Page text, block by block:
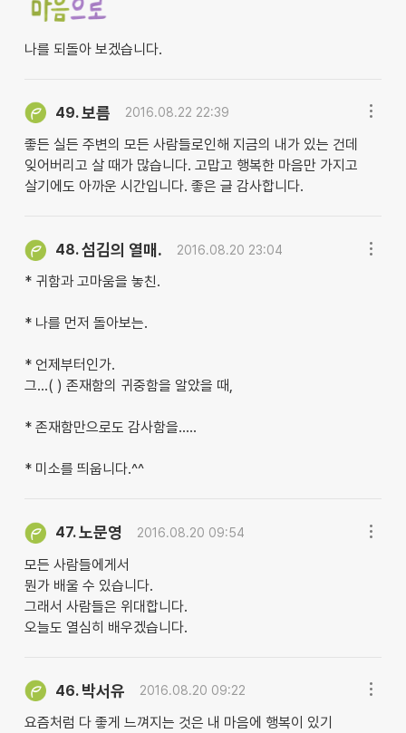
나를 되돌아 보겠습니다.
49.보름 2016.08.22 22:39
좋든 실든 주변의 모든 사람들로인해 지금의 내가 있는 건데
잊어버리고 살 때가 많습니다. 고맙고 행복한 마음만 가지고
살기에도 아까운 시간입니다. 좋은 글 감사합니다.
48.섬김의 열매. 2016.08.20 23:04
* 귀함과 고마움을 놓친.
* 나를 먼저 돌아보는.
* 언제부터인가.
그...( ) 존재함의 귀중함을 알았을 때,
* 존재함만으로도 감사함을.....
* 미소를 띄웁니다.^^
47.노문영 2016.08.20 09:54
모든 사람들에게서
뭔가 배울 수 있습니다.
그래서 사람들은 위대합니다.
오늘도 열심히 배우겠습니다.
46. 박서유 2016.08.20 09:22
요즘처럼 다 좋게 느껴지는 것은 내 마음에 행복이 있기